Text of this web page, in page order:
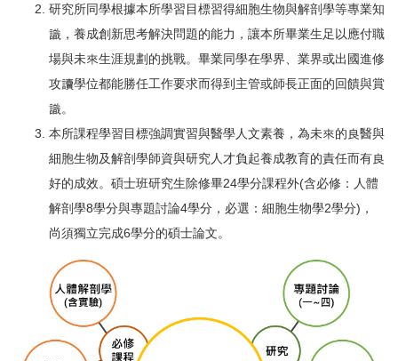
研究所同學根據本所學習目標習得細胞生物與解剖學等專業知
識，養成創新思考解決問題的能力，讓本所畢業生足以應付職
場與未來生涯規劃的挑戰。畢業同學在學界、業界或出國進修
攻讀學位都能勝任工作要求而得到主管或師長正面的回饋與賞
識。
本所課程學習目標強調實習與醫學人文素養，為未來的良醫與
細胞生物及解剖學師資與研究人才負起養成教育的責任而有良
好的成效。碩士班研究生除修畢24學分課程外(含必修：人體
解剖學8學分與專題討論4學分，必選：細胞生物學2學分)，
尚須獨立完成6學分的碩士論文。